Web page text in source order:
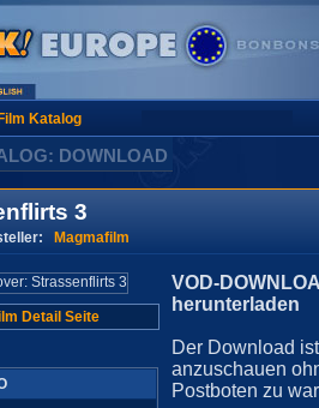
Film Katalog
DOWNLOAD
3
Magmafilm
Detail Seite
VOD-
herunterladen
Der Download
anzuschauen
Postboten zu